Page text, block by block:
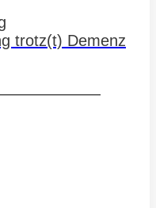
trotz(t) Demenz